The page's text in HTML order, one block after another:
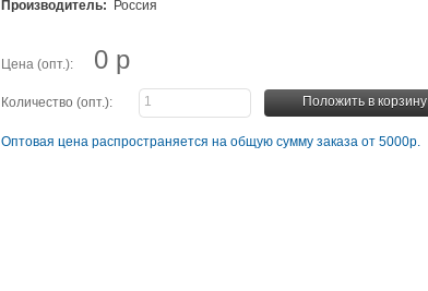
Производитель: Россия
Цена (опт.): 0 р
Количество (опт.): Положить в корзину
Оптовая цена распространяется на общую сумму заказа от 5000р.